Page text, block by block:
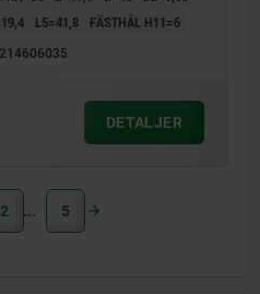
L5=41,8 FÄSTHÅL H11=6
DETALJER
2 5